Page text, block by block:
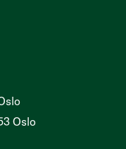
Oslo